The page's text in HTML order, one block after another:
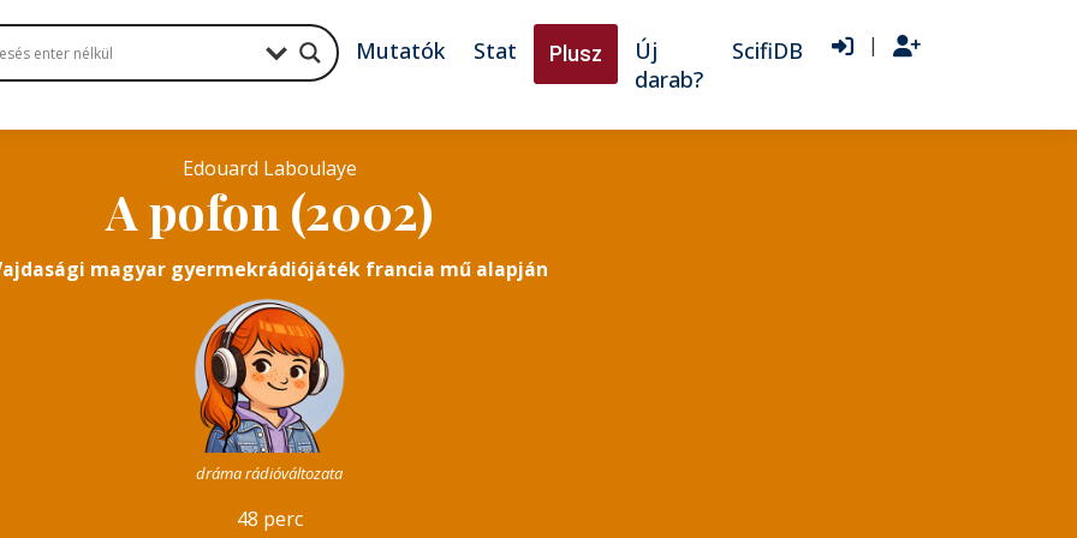
Mutatók Stat Plusz
Új
darab?
ScifiDB |
Edouard Laboulaye
A pofon (2002)
magyar gyermekrádiójáték francia mű alapján
dráma rádióváltozata
48 perc